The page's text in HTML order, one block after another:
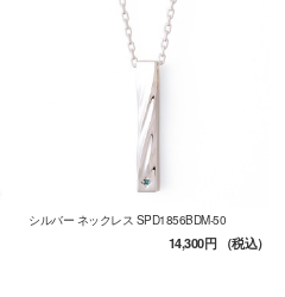
シルバー ネックレス SPD1856BDM-50
14,300円（税込）